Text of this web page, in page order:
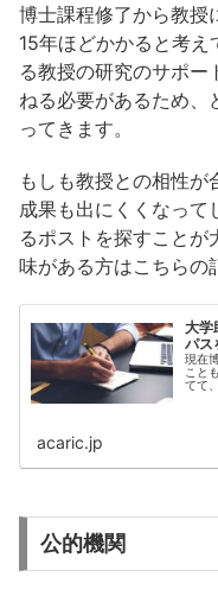
博士課程修了から教授
15年ほどかかると考
る教授の研究のサポ
ねる必要があるため、
ってきます。
もしも教授との相性
成果も出にくくなって
るポストを探すこと
味がある方はこちらの
大学
パス
現在
こと
てて
acaric.jp
公的機関